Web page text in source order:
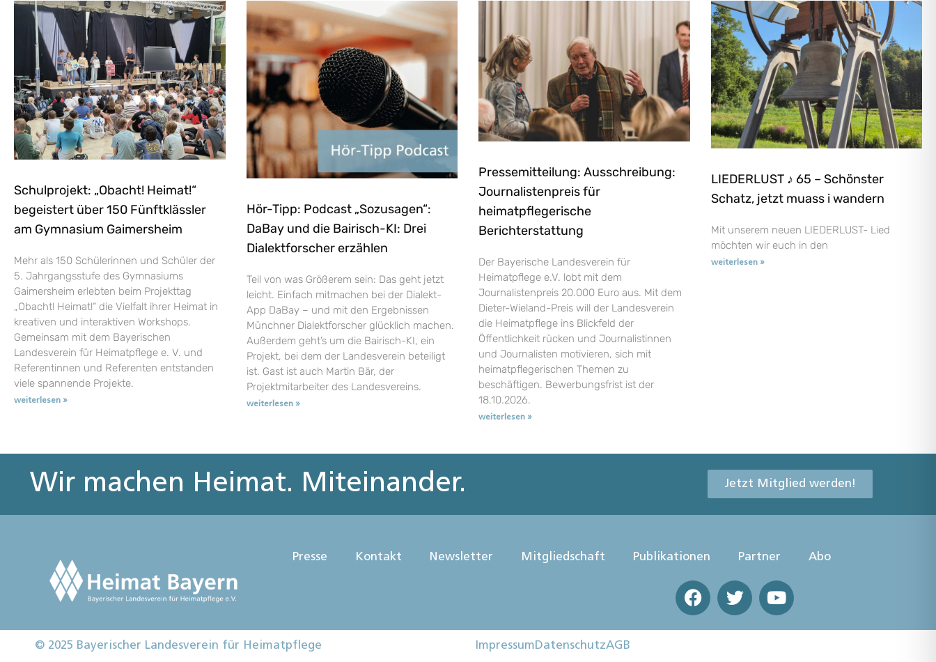
Schulprojekt: „Obacht! Heimat!“
begeistert über 150 Fünftklässler
am Gymnasium Gaimersheim
Mehr als 150 Schülerinnen und Schüler der
5. Jahrgangsstufe des Gymnasiums
Gaimersheim erlebten beim Projekttag
„Obacht! Heimat!“ die Vielfalt ihrer Heimat in
kreativen und interaktiven Workshops.
Gemeinsam mit dem Bayerischen
Landesverein für Heimatpflege e. V. und
Referentinnen und Referenten entstanden
viele spannende Projekte.
weiterlesen »
Hör-Tipp: Podcast „Sozusagen“:
DaBay und die Bairisch-KI: Drei
Dialektforscher erzählen
Teil von was Größerem sein: Das geht jetzt
leicht. Einfach mitmachen bei der Dialekt-
App DaBay – und mit den Ergebnissen
Münchner Dialektforscher glücklich machen.
Außerdem geht’s um die Bairisch-KI, ein
Projekt, bei dem der Landesverein beteiligt
ist. Gast ist auch Martin Bär, der
Projektmitarbeiter des Landesvereins.
weiterlesen »
Pressemitteilung: Ausschreibung:
Journalistenpreis für
heimatpflegerische
Berichterstattung
Der Bayerische Landesverein für
Heimatpflege e.V. lobt mit dem
Journalistenpreis 20.000 Euro aus. Mit dem
Dieter-Wieland-Preis will der Landesverein
die Heimatpflege ins Blickfeld der
Öffentlichkeit rücken und Journalistinnen
und Journalisten motivieren, sich mit
heimatpflegerischen Themen zu
beschäftigen. Bewerbungsfrist ist der
18.10.2026.
weiterlesen »
LIEDERLUST ♪ 65 – Schönster
Schatz, jetzt muass i wandern
Mit unserem neuen LIEDERLUST- Lied
möchten wir euch in den
weiterlesen »
Wir machen Heimat. Miteinander. Jetzt Mitglied werden!
Presse Kontakt Newsletter Mitgliedschaft Publikationen Partner Abo
© 2025 Bayerischer Landesverein für Heimatpflege ImpressumDatenschutzAGB